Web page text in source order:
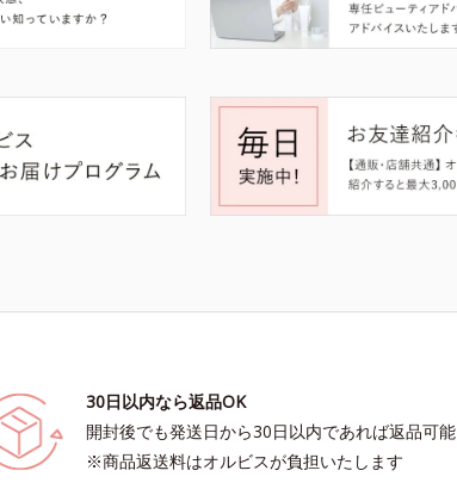
30日以内なら返品OK
開封後でも発送日から30日以内であれば返品可能
※商品返送料はオルビスが負担いたします